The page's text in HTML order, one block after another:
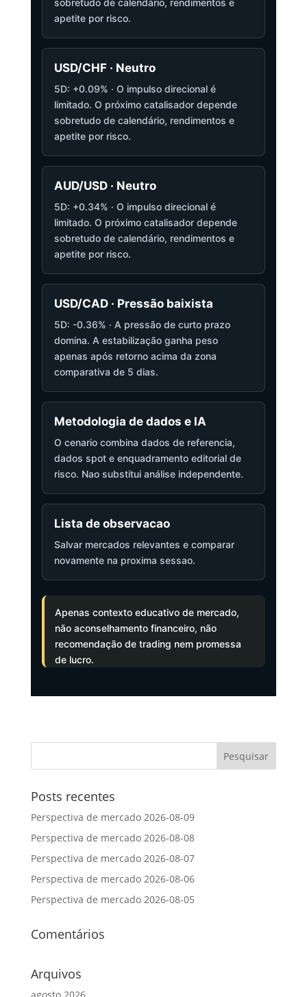
sobretudo de calendário, rendimentos e
apetite por risco.
USD/CHF · Neutro
5D: +0.09% · O impulso direcional é
limitado. O próximo catalisador depende
sobretudo de calendário, rendimentos e
apetite por risco.
AUD/USD · Neutro
5D: +0.34% · O impulso direcional é
limitado. O próximo catalisador depende
sobretudo de calendário, rendimentos e
apetite por risco.
USD/CAD · Pressão baixista
5D: -0.36% · A pressão de curto prazo
domina. A estabilização ganha peso
apenas após retorno acima da zona
comparativa de 5 dias.
Metodologia de dados e IA
O cenario combina dados de referencia,
dados spot e enquadramento editorial de
risco. Nao substitui análise independente.
Lista de observacao
Salvar mercados relevantes e comparar
novamente na proxima sessao.
Apenas contexto educativo de mercado,
não aconselhamento financeiro, não
recomendação de trading nem promessa
de lucro.
Posts recentes
Perspectiva de mercado 2026-08-09
Perspectiva de mercado 2026-08-08
Perspectiva de mercado 2026-08-07
Perspectiva de mercado 2026-08-06
Perspectiva de mercado 2026-08-05
Comentários
Arquivos